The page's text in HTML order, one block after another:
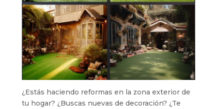
¿Estás haciendo reformas en la zona exterior de
tu hogar? ¿Buscas nuevas de decoración? ¿Te